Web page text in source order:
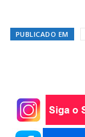
PUBLICADO EM